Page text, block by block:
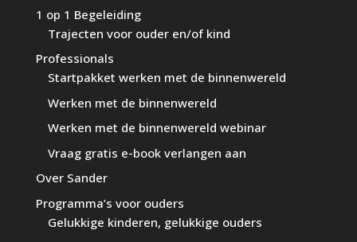
1 op 1 Begeleiding
Trajecten voor ouder en/of kind
Professionals
Startpakket werken met de binnenwereld
Werken met de binnenwereld
Werken met de binnenwereld webinar
Vraag gratis e-book verlangen aan
Over Sander
Programma’s voor ouders
Gelukkige kinderen, gelukkige ouders